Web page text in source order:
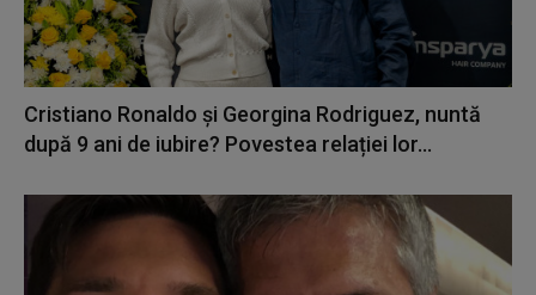
Cristiano Ronaldo și Georgina Rodriguez, nuntă
după 9 ani de iubire? Povestea relației lor...